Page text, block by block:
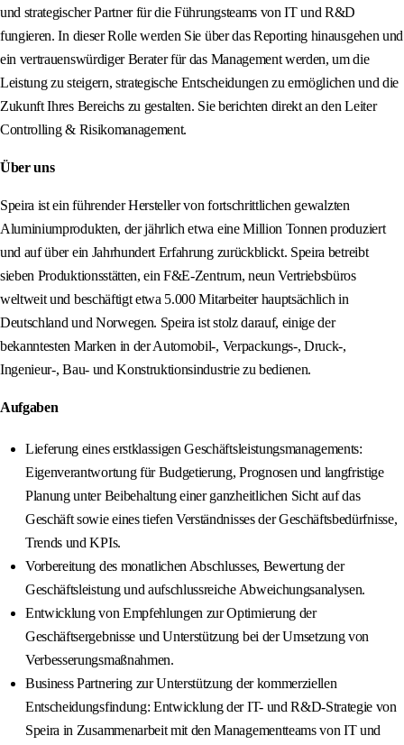
und strategischer Partner für die Führungsteams von IT und R&D
fungieren. In dieser Rolle werden Sie über das Reporting hinausgehen und
ein vertrauenswürdiger Berater für das Management werden, um die
Leistung zu steigern, strategische Entscheidungen zu ermöglichen und die
Zukunft Ihres Bereichs zu gestalten. Sie berichten direkt an den Leiter
Controlling & Risikomanagement.
Über uns
Speira ist ein führender Hersteller von fortschrittlichen gewalzten
Aluminiumprodukten, der jährlich etwa eine Million Tonnen produziert
und auf über ein Jahrhundert Erfahrung zurückblickt. Speira betreibt
sieben Produktionsstätten, ein F&E-Zentrum, neun Vertriebsbüros
weltweit und beschäftigt etwa 5.000 Mitarbeiter hauptsächlich in
Deutschland und Norwegen. Speira ist stolz darauf, einige der
bekanntesten Marken in der Automobil-, Verpackungs-, Druck-,
Ingenieur-, Bau- und Konstruktionsindustrie zu bedienen.
Aufgaben
Lieferung eines erstklassigen Geschäftsleistungsmanagements:
Eigenverantwortung für Budgetierung, Prognosen und langfristige
Planung unter Beibehaltung einer ganzheitlichen Sicht auf das
Geschäft sowie eines tiefen Verständnisses der Geschäftsbedürfnisse,
Trends und KPIs.
Vorbereitung des monatlichen Abschlusses, Bewertung der
Geschäftsleistung und aufschlussreiche Abweichungsanalysen.
Entwicklung von Empfehlungen zur Optimierung der
Geschäftsergebnisse und Unterstützung bei der Umsetzung von
Verbesserungsmaßnahmen.
Business Partnering zur Unterstützung der kommerziellen
Entscheidungsfindung: Entwicklung der IT- und R&D-Strategie von
Speira in Zusammenarbeit mit den Managementteams von IT und